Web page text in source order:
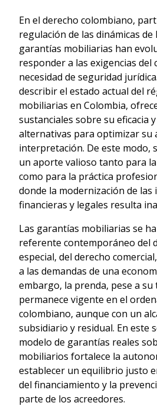
En el derecho colombiano,
regulación de las dinámicas de
garantías mobiliarias han
responder a las exigencias del
necesidad de seguridad
describir el estado actual del
mobiliarias en Colombia,
sustanciales sobre su eficacia
alternativas para optimizar su
interpretación. De este modo,
un aporte valioso tanto para
como para la práctica
donde la modernización de las
financieras y legales resulta
Las garantías mobiliarias se
referente contemporáneo del
especial, del derecho
a las demandas de una
embargo, la prenda, pese a
permanece vigente en el
colombiano, aunque con un
subsidiario y residual. En este
modelo de garantías reales
mobiliarios fortalece la
establecer un equilibrio justo
del financiamiento y la
parte de los acreedores.